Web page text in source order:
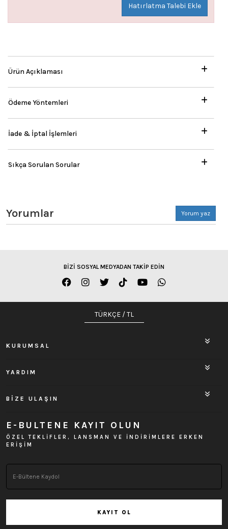
Hatırlatma Talebi Ekle
Ürün Açıklaması
Ödeme Yöntemleri
İade & İptal İşlemleri
Sıkça Sorulan Sorular
Yorumlar Yorum yaz
BİZİ SOSYAL MEDYADAN TAKİP EDİN
TÜRKÇE / TL
KURUMSAL
YARDIM
BİZE ULAŞIN
E-BULTENE KAYIT OLUN
ÖZEL TEKLİFLER, LANSMAN VE İNDİRİMLERE ERKEN
ERİŞİM
KAYIT OL